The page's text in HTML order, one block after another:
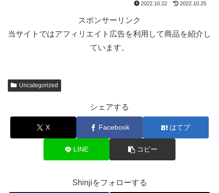
2022.10.22 2022.10.25
スポンサーリンク
当サイトではアフィリエイト広告を利用して商品を紹介し
ています。
Uncategorized
シェアする
X Facebook はてブ
LINE コピー
Shinjiをフォローする